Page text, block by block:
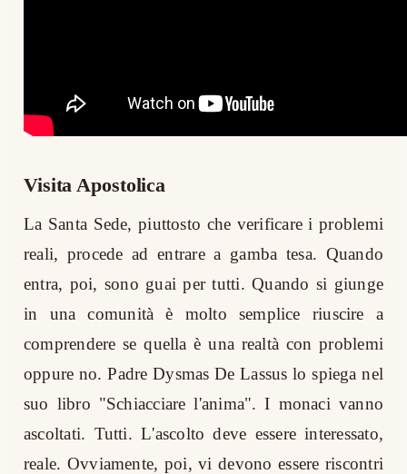
Visita Apostolica
La Santa Sede, piuttosto che verificare i problemi
reali, procede ad entrare a gamba tesa. Quando
entra, poi, sono guai per tutti. Quando si giunge
in una comunità è molto semplice riuscire a
comprendere se quella è una realtà con problemi
oppure no. Padre Dysmas De Lassus lo spiega nel
suo libro "Schiacciare l'anima". I monaci vanno
ascoltati. Tutti. L'ascolto deve essere interessato,
reale. Ovviamente, poi, vi devono essere riscontri